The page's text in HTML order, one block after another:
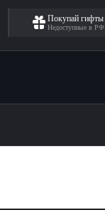
Покупай гифты
Недоступные в РФ